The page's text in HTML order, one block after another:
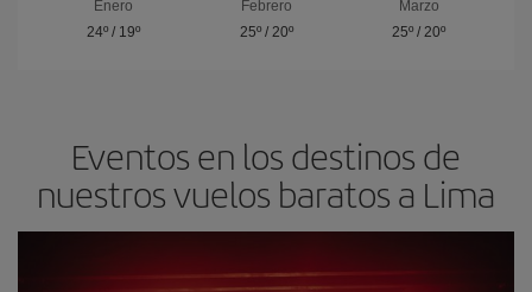
Enero
24º/ 19º
Febrero
25º/ 20º
Marzo
25º /20º
Eventos en los destinos de
nuestros vuelos baratos a Lima